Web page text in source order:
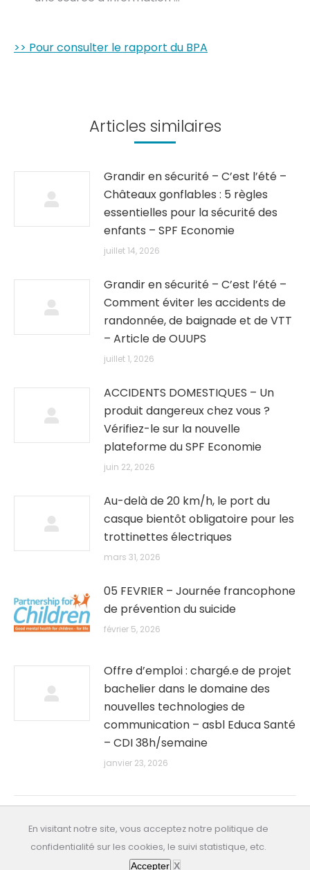
En visitant notre site, vous acceptez notre politique de
confidentialité sur les cookies, le suivi statistique, etc.
Accepter X
>> Pour consulter le rapport du BPA
Articles similaires
Grandir en sécurité – C’est l’été –
Châteaux gonflables : 5 règles
essentielles pour la sécurité des
enfants – SPF Economie
juillet 14, 2026
Grandir en sécurité – C’est l’été –
Comment éviter les accidents de
randonnée, de baignade et de VTT
– Article de OUUPS
juillet 1, 2026
ACCIDENTS DOMESTIQUES – Un
produit dangereux chez vous ?
Vérifiez-le sur la nouvelle
plateforme du SPF Economie
juin 22, 2026
Au-delà de 20 km/h, le port du
casque bientôt obligatoire pour les
trottinettes électriques
mars 31, 2026
05 FEVRIER – Journée francophone
de prévention du suicide
février 5, 2026
Offre d’emploi : chargé.e de projet
bachelier dans le domaine des
nouvelles technologies de
communication – asbl Educa Santé
– CDI 38h/semaine
janvier 23, 2026
All rights reserved: educasante.org